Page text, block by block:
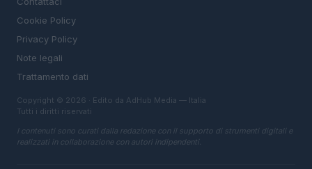
Cookie Policy
Privacy Policy
Note legali
Trattamento dati
Copyright © 2026 · Edito da AdHub Media — Italia
Tutti i diritti riservati
I contenuti sono curati dalla redazione con il supporto di strumenti digitali e
realizzati in collaborazione con autori indipendenti.